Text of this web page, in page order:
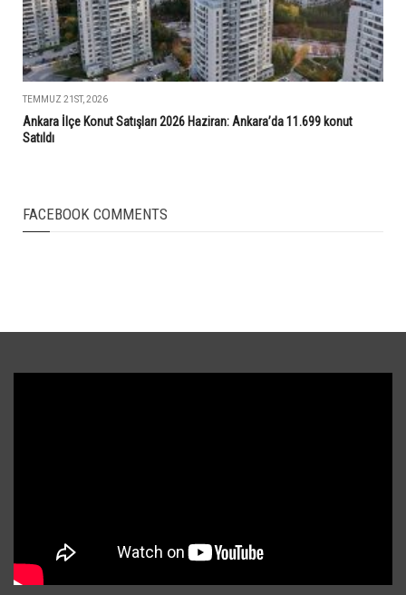
TEMMUZ 21ST, 2026
Ankara İlçe Konut Satışları 2026 Haziran: Ankara’da 11.699 konut
Satıldı
FACEBOOK COMMENTS